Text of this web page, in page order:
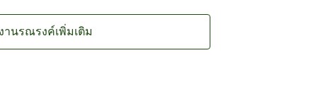
งานรณรงค์เพิ่มเติม